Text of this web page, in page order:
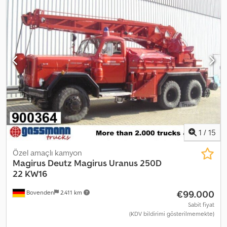
zamanlı * Motor hacmi: 6068 cm³ * Boş ağırlık: 6480 kg * Toplam
ağırlık: 9800 kg * Dingil mesafesi: 3200 mm * Araç uzunluğu: 6550
mm * Araç yüksekliği: 3000 mm * Araç genişliği: 2440 mm *
Lastikler: 315 / 70 R 22,5 * Komple ekipman mevcuttur! * Kar
zincirleri dahil! * Farklı KDV uygulanır * Tüm bilgiler garanti
verilmeksizin sunulmuştur
1 / 15
Bovenden 2.411 km
Özel amaçlı kamyon
Magirus Deutz Magirus Uranus 250D
22 KW16
€99.000
Sabit fiyat
(KDV bildirimi gösterilmemekte)